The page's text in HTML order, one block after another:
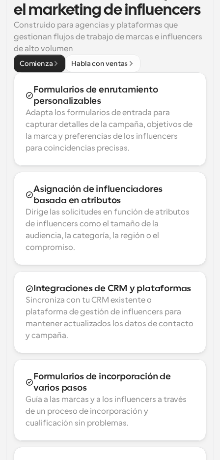
el marketing de influencers
Construido para agencias y plataformas que
gestionan flujos de trabajo de marcas e influencers
de alto volumen
Comienza Habla con ventas
Formularios de enrutamiento
personalizables
Adapta los formularios de entrada para
capturar detalles de la campaña, objetivos de
la marca y preferencias de los influencers
para coincidencias precisas.
Asignación de influenciadores
basada en atributos
Dirige las solicitudes en función de atributos
de influencers como el tamaño de la
audiencia, la categoría, la región o el
compromiso.
Integraciones de CRM y plataformas
Sincroniza con tu CRM existente o
plataforma de gestión de influencers para
mantener actualizados los datos de contacto
y campaña.
Formularios de incorporación de
varios pasos
Guía a las marcas y a los influencers a través
de un proceso de incorporación y
cualificación sin problemas.